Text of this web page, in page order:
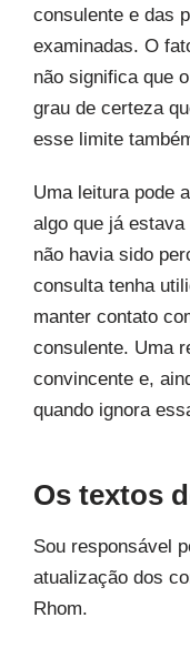
consulente e das
examinadas. O
não significa que
grau de certeza
esse limite
Uma leitura pode
algo que já
não havia sido
consulta tenha
manter contato
consulente. Uma
convincente e,
quando ignora
Os textos
Sou responsável
atualização dos
Rhom.